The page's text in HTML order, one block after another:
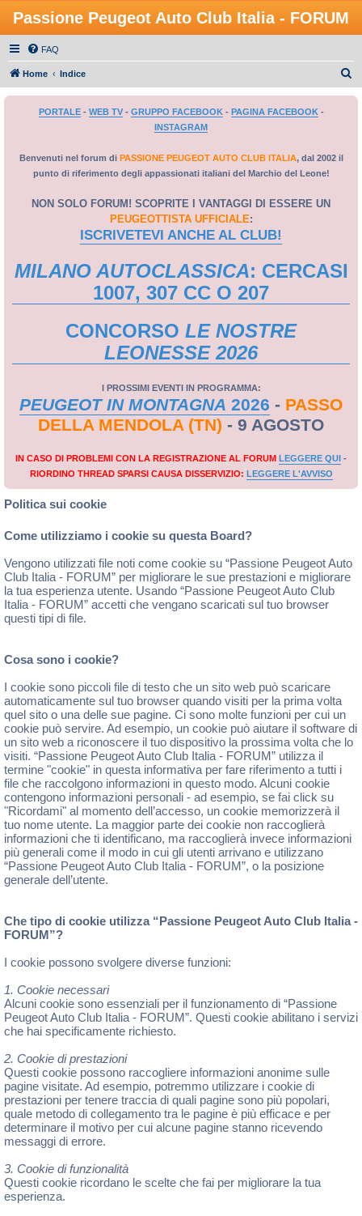
Passione Peugeot Auto Club Italia - FORUM
FAQ
Home Indice
PORTALE- WEB TV- GRUPPO FACEBOOK- PAGINA FACEBOOK-
INSTAGRAM
Benvenuti nel forum di PASSIONE PEUGEOT AUTO CLUB ITALIA, dal 2002 il
punto di riferimento degli appassionati italiani del Marchio del Leone!
NON SOLO FORUM! SCOPRITE I VANTAGGI DI ESSERE UN
PEUGEOTTISTA UFFICIALE:
ISCRIVETEVI ANCHE AL CLUB!
MILANO AUTOCLASSICA: CERCASI
1007, 307 CC O 207
CONCORSO LE NOSTRE
LEONESSE 2026
I PROSSIMI EVENTI IN PROGRAMMA:
PEUGEOT IN MONTAGNA 2026 - PASSO
DELLA MENDOLA (TN) - 9 AGOSTO
IN CASO DI PROBLEMI CON LA REGISTRAZIONE AL FORUM LEGGERE QUI -
RIORDINO THREAD SPARSI CAUSA DISSERVIZIO: LEGGERE L'AVVISO
Politica sui cookie
Come utilizziamo i cookie su questa Board?
Vengono utilizzati file noti come cookie su “Passione Peugeot Auto
Club Italia - FORUM” per migliorare le sue prestazioni e migliorare
la tua esperienza utente. Usando “Passione Peugeot Auto Club
Italia - FORUM” accetti che vengano scaricati sul tuo browser
questi tipi di file.
Cosa sono i cookie?
I cookie sono piccoli file di testo che un sito web può scaricare
automaticamente sul tuo browser quando visiti per la prima volta
quel sito o una delle sue pagine. Ci sono molte funzioni per cui un
cookie può servire. Ad esempio, un cookie può aiutare il software di
un sito web a riconoscere il tuo dispositivo la prossima volta che lo
visiti. “Passione Peugeot Auto Club Italia - FORUM” utilizza il
termine "cookie" in questa informativa per fare riferimento a tutti i
file che raccolgono informazioni in questo modo. Alcuni cookie
contengono informazioni personali - ad esempio, se fai click su
"Ricordami" al momento dell’accesso, un cookie memorizzerà il
tuo nome utente. La maggior parte dei cookie non raccoglierà
informazioni che ti identificano, ma raccoglierà invece informazioni
più generali come il modo in cui gli utenti arrivano e utilizzano
“Passione Peugeot Auto Club Italia - FORUM”, o la posizione
generale dell’utente.
Che tipo di cookie utilizza “Passione Peugeot Auto Club Italia -
FORUM”?
I cookie possono svolgere diverse funzioni:
1. Cookie necessari
Alcuni cookie sono essenziali per il funzionamento di “Passione
Peugeot Auto Club Italia - FORUM”. Questi cookie abilitano i servizi
che hai specificamente richiesto.
2. Cookie di prestazioni
Questi cookie possono raccogliere informazioni anonime sulle
pagine visitate. Ad esempio, potremmo utilizzare i cookie di
prestazioni per tenere traccia di quali pagine sono più popolari,
quale metodo di collegamento tra le pagine è più efficace e per
determinare il motivo per cui alcune pagine stanno ricevendo
messaggi di errore.
3. Cookie di funzionalità
Questi cookie ricordano le scelte che fai per migliorare la tua
esperienza.